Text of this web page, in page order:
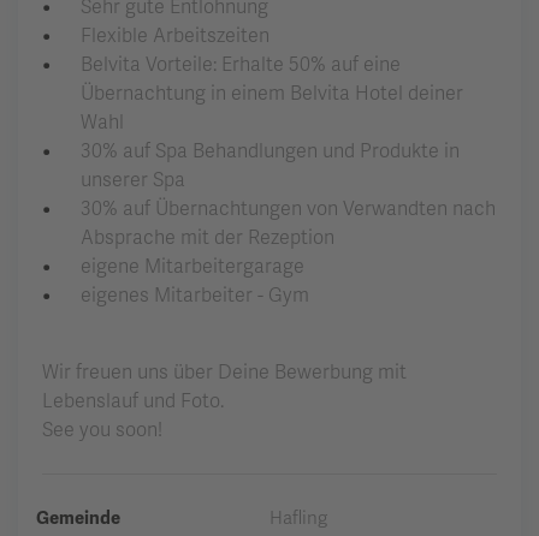
Sehr gute Entlohnung
Flexible Arbeitszeiten
Belvita Vorteile: Erhalte 50% auf eine
Übernachtung in einem Belvita Hotel deiner
Wahl
30% auf Spa Behandlungen und Produkte in
unserer Spa
30% auf Übernachtungen von Verwandten nach
Absprache mit der Rezeption
eigene Mitarbeitergarage
eigenes Mitarbeiter - Gym
Wir freuen uns über Deine Bewerbung mit
Lebenslauf und Foto.
See you soon!
Gemeinde
Hafling